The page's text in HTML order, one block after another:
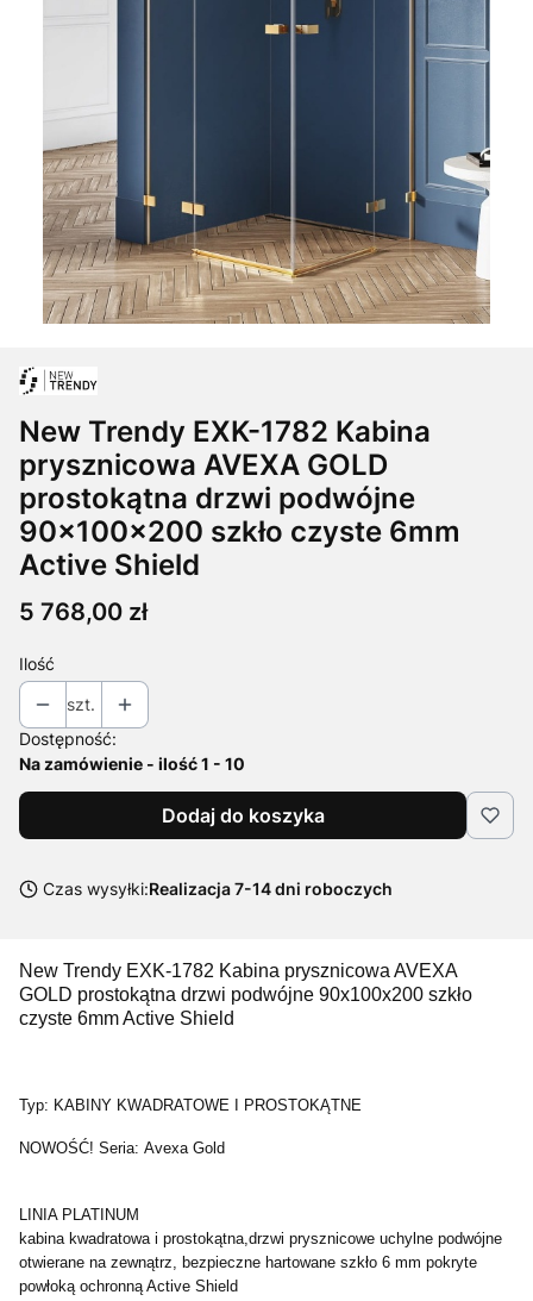
New Trendy EXK-1782 Kabina
prysznicowa AVEXA GOLD
prostokątna drzwi podwójne
90x100x200 szkło czyste 6mm
Active Shield
Cena
5 768,00 zł
Ilość
szt.
Dostępność:
Na zamówienie - ilość 1 - 10
Dodaj do koszyka
Czas wysyłki:Realizacja 7-14 dni roboczych
New Trendy EXK-1782 Kabina prysznicowa AVEXA
GOLD prostokątna drzwi podwójne 90x100x200 szkło
czyste 6mm Active Shield
Typ: KABINY KWADRATOWE I PROSTOKĄTNE
NOWOŚĆ! Seria: Avexa Gold
LINIA PLATINUM
kabina kwadratowa i prostokątna,drzwi prysznicowe uchylne podwójne
otwierane na zewnątrz, bezpieczne hartowane szkło 6 mm pokryte
powłoką ochronną Active Shield